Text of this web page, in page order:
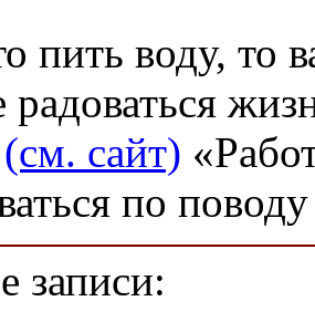
пить воду, то
радоваться
(см. сайт)
по
записи: